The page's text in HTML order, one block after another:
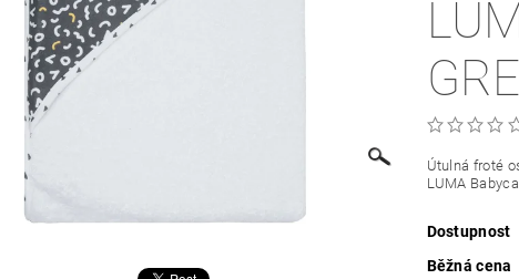
Útulná froté
LUMA
Dostupnost
Běžná cena